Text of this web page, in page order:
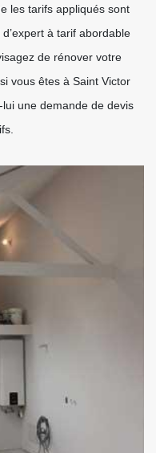
les tarifs appliqués sont
à tarif abordable
de rénover votre
vous êtes à Saint Victor
une demande de devis